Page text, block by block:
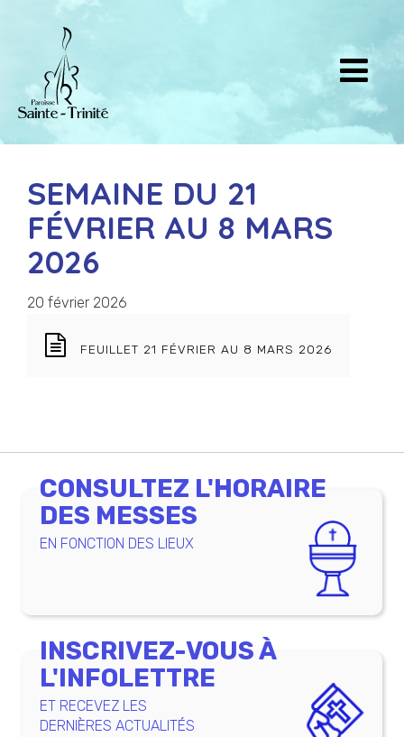
SEMAINE DU 21
FÉVRIER AU 8 MARS
2026
20 février 2026
FEUILLET 21 FÉVRIER AU 8 MARS 2026
CONSULTEZ L'HORAIRE
DES MESSES
EN FONCTION DES LIEUX
INSCRIVEZ-VOUS À
L'INFOLETTRE
ET RECEVEZ LES
DERNIÈRES ACTUALITÉS